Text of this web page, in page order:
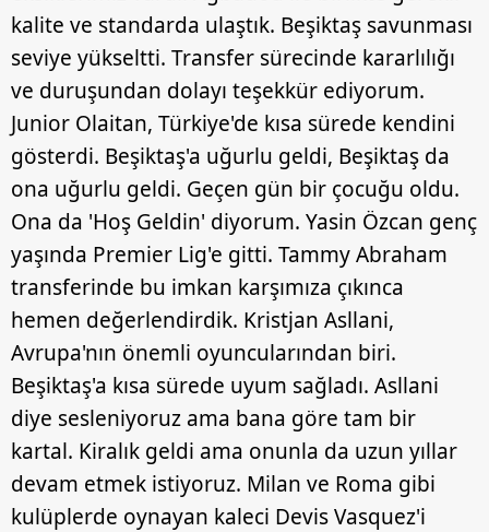
kalite ve standarda ulaştık. Beşiktaş savunması
seviye yükseltti. Transfer sürecinde kararlılığı
ve duruşundan dolayı teşekkür ediyorum.
Junior Olaitan, Türkiye'de kısa sürede kendini
gösterdi. Beşiktaş'a uğurlu geldi, Beşiktaş da
ona uğurlu geldi. Geçen gün bir çocuğu oldu.
Ona da 'Hoş Geldin' diyorum. Yasin Özcan genç
yaşında Premier Lig'e gitti. Tammy Abraham
transferinde bu imkan karşımıza çıkınca
hemen değerlendirdik. Kristjan Asllani,
Avrupa'nın önemli oyuncularından biri.
Beşiktaş'a kısa sürede uyum sağladı. Asllani
diye sesleniyoruz ama bana göre tam bir
kartal. Kiralık geldi ama onunla da uzun yıllar
devam etmek istiyoruz. Milan ve Roma gibi
kulüplerde oynayan kaleci Devis Vasquez'i